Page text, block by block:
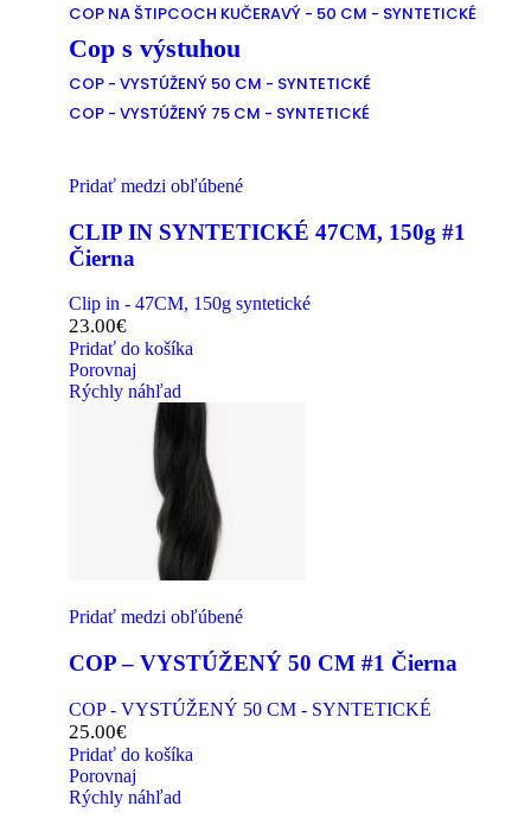
COP NA ŠTIPCOCH KUČERAVÝ - 50 CM - SYNTETICKÉ
Cop s výstuhou
COP - VYSTÚŽENÝ 50 CM - SYNTETICKÉ
COP - VYSTÚŽENÝ 75 CM - SYNTETICKÉ
Pridať medzi obľúbené
CLIP IN SYNTETICKÉ 47CM, 150g #1
Čierna
Clip in - 47CM, 150g syntetické
23.00€
Pridať do košíka
Porovnaj
Rýchly náhľad
Pridať medzi obľúbené
COP – VYSTÚŽENÝ 50 CM #1 Čierna
COP - VYSTÚŽENÝ 50 CM - SYNTETICKÉ
25.00€
Pridať do košíka
Porovnaj
Rýchly náhľad